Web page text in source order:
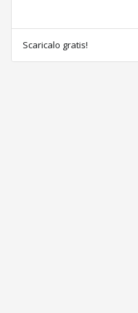
Scaricalo gratis!